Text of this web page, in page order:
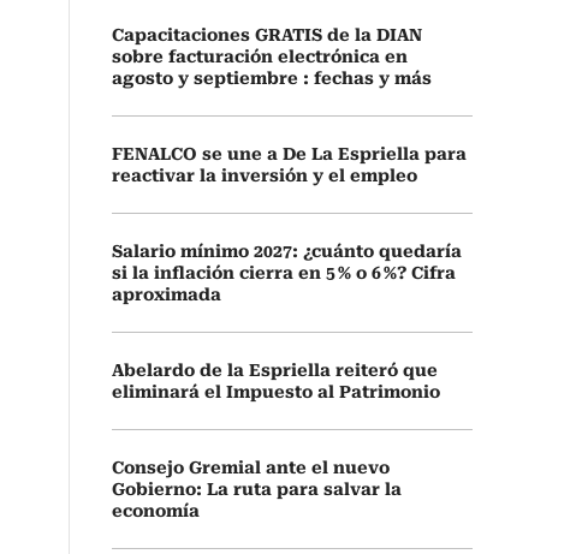
Capacitaciones GRATIS de la DIAN
sobre facturación electrónica en
agosto y septiembre : fechas y más
FENALCO se une a De La Espriella para
reactivar la inversión y el empleo
Salario mínimo 2027: ¿cuánto quedaría
si la inflación cierra en 5 % o 6 %? Cifra
aproximada
Abelardo de la Espriella reiteró que
eliminará el Impuesto al Patrimonio
Consejo Gremial ante el nuevo
Gobierno: La ruta para salvar la
economía